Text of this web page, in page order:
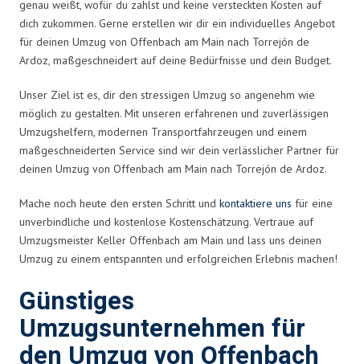
genau weißt, wofür du zahlst und keine versteckten Kosten auf
dich zukommen. Gerne erstellen wir dir ein individuelles Angebot
für deinen Umzug von Offenbach am Main nach Torrejón de
Ardoz, maßgeschneidert auf deine Bedürfnisse und dein Budget.
Unser Ziel ist es, dir den stressigen Umzug so angenehm wie
möglich zu gestalten. Mit unseren erfahrenen und zuverlässigen
Umzugshelfern, modernen Transportfahrzeugen und einem
maßgeschneiderten Service sind wir dein verlässlicher Partner für
deinen Umzug von Offenbach am Main nach Torrejón de Ardoz.
Mache noch heute den ersten Schritt und kontaktiere uns für eine
unverbindliche und kostenlose Kostenschätzung. Vertraue auf
Umzugsmeister Keller Offenbach am Main und lass uns deinen
Umzug zu einem entspannten und erfolgreichen Erlebnis machen!
Günstiges
Umzugsunternehmen für
den Umzug von Offenbach